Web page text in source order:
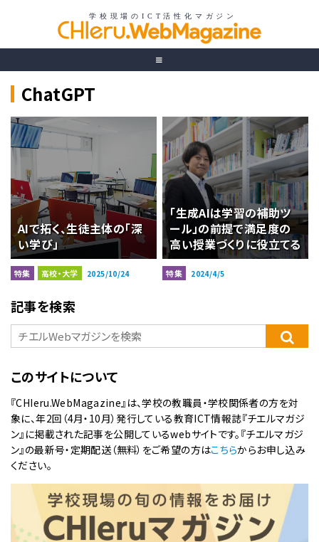
ChatGPT
AIで拓く、生徒主体の「深
い学び」
特集 高校・大学 2025/10/24
「生成AIは学習の補助ツ
ール」の前提で満足度の
高い授業づくりに役立てる
特集 2024/4/5
記事を検索
このサイトについて
『CHIeru.WebMagazine』は、学校の教職員・学校関係者の方を対
象に、年2回（4月・10月）発行している教育ICT情報誌『チエルマガジ
ン』に掲載された記事を公開しているwebサイトです。『チエルマガジ
ン』の最新号・定期配送（無料）をご希望の方はこちらからお申し込み
ください。